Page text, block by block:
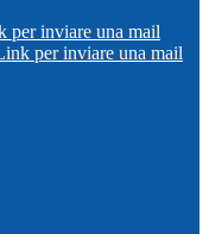
per inviare una mail
per inviare una mail